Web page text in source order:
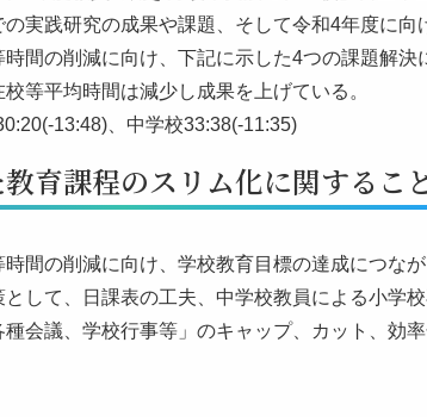
実践研究の成果や課題、そして令和4年度に向
間の削減に向け、下記に示した4つの課題解
等平均時間は減少し成果を上げている。
13:48)、中学校33:38(-11:35)
育課程のスリム化に関するこ
間の削減に向け、学校教育目標の達成につな
して、日課表の工夫、中学校教員による小学
会議、学校行事等」のキャップ、カット、効